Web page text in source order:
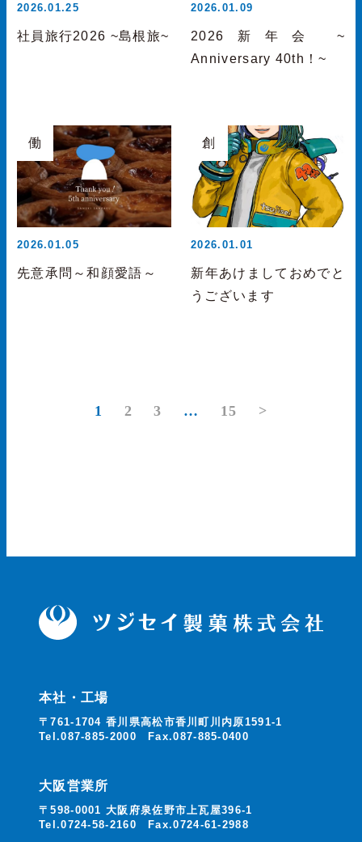
2026.01.25
社員旅行2026 ~島根旅~
2026.01.09
2026新年会 ~
Anniversary 40th！~
働
2026.01.05
先意承問～和顔愛語～
創
2026.01.01
新年あけましておめでと
うございます
1 2 3 … 15 >
本社・工場
〒761-1704 香川県高松市香川町川内原1591-1
Tel.087-885-2000 Fax.087-885-0400
大阪営業所
〒598-0001 大阪府泉佐野市上瓦屋396-1
Tel.0724-58-2160 Fax.0724-61-2988